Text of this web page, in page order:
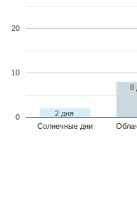
Солнечные дни
0
10
20
2 дня
8